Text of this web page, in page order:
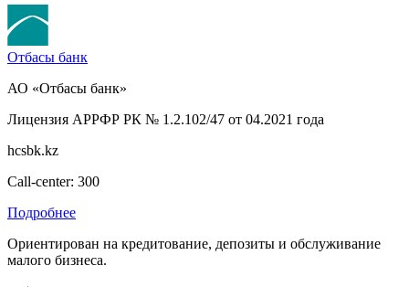
Отбасы банк
АО «Отбасы банк»
Лицензия АРРФР РК № 1.2.102/47 от 04.2021 года
hcsbk.kz
Call-center: 300
Подробнее
Ориентирован на кредитование, депозиты и обслуживание
малого бизнеса.